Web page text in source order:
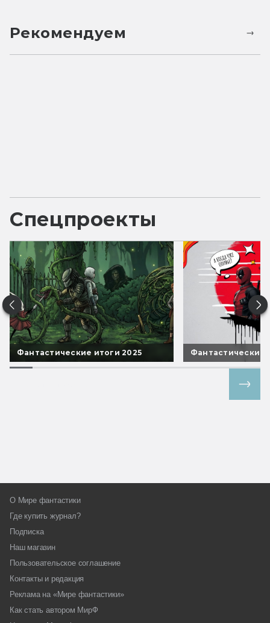
Рекомендуем
Спецпроекты
Фантастические итоги 2025 Фантастические
О Мире фантастики
Где купить журнал?
Подписка
Наш магазин
Пользовательское соглашение
Контакты и редакция
Реклама на «Мире фантастики»
Как стать автором МирФ